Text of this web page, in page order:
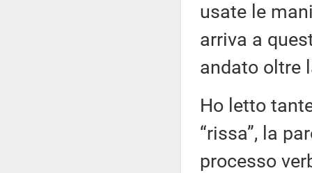
usate le
arriva a
andato oltre
Ho letto
“rissa”, la
processo